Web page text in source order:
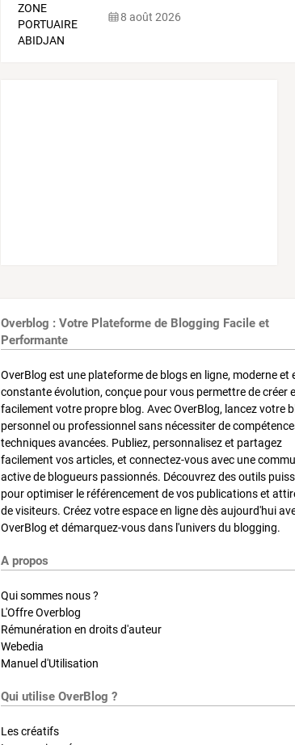
8 août 2026
Overblog : Votre Plateforme de Blogging Facile et
Performante
OverBlog est une plateforme de blogs en ligne, moderne et
constante évolution, conçue pour vous permettre de créer
facilement votre propre blog. Avec OverBlog, lancez votre
personnel ou professionnel sans nécessiter de
techniques avancées. Publiez, personnalisez et partagez
facilement vos articles, et connectez-vous avec une
active de blogueurs passionnés. Découvrez des outils
pour optimiser le référencement de vos publications et
de visiteurs. Créez votre espace en ligne dès aujourd'hui
OverBlog et démarquez-vous dans l'univers du blogging.
A propos
Qui sommes nous ?
L'Offre Overblog
Rémunération en droits d'auteur
Webedia
Manuel d'Utilisation
Qui utilise OverBlog ?
Les créatifs